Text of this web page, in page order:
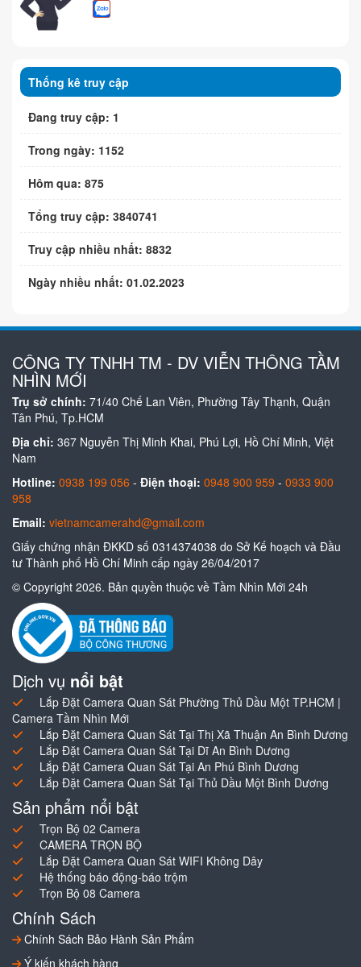
Thống kê truy cập
Đang truy cập: 1
Trong ngày: 1152
Hôm qua: 875
Tổng truy cập: 3840741
Truy cập nhiều nhất: 8832
Ngày nhiều nhất: 01.02.2023
CÔNG TY TNHH TM - DV VIỄN THÔNG TẦM
NHÌN MỚI
Trụ sở chính: 71/40 Chế Lan Viên, Phường Tây Thạnh, Quận
Tân Phú, Tp.HCM
Địa chỉ: 367 Nguyễn Thị Minh Khai, Phú Lợi, Hồ Chí Minh, Việt
Nam
Hotline: 0938 199 056 - Điện thoại: 0948 900 959 - 0933 900
958
Email: vietnamcamerahd@gmail.com
Giấy chứng nhận ĐKKD số 0314374038 do Sở Kế hoạch và Đầu
tư Thành phố Hồ Chí Minh cấp ngày 26/04/2017
© Copyright 2026. Bản quyền thuộc về Tầm Nhìn Mới 24h
Dịch vụ nổi bật
Lắp Đặt Camera Quan Sát Phường Thủ Dầu Một TP.HCM |
Camera Tầm Nhìn Mới
Lắp Đặt Camera Quan Sát Tại Thị Xã Thuận An Bình Dương
Lắp Đặt Camera Quan Sát Tại Dĩ An Bình Dương
Lắp Đặt Camera Quan Sát Tại An Phú Bình Dương
Lắp Đặt Camera Quan Sát Tại Thủ Dầu Một Bình Dương
Sản phẩm nổi bật
Trọn Bộ 02 Camera
CAMERA TRỌN BỘ
Lắp Đặt Camera Quan Sát WIFI Không Dây
Hệ thống báo động-báo trộm
Trọn Bộ 08 Camera
Chính Sách
Chính Sách Bảo Hành Sản Phẩm
Ý kiến khách hàng